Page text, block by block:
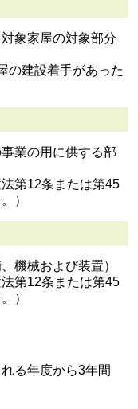
象家屋の対象部分
の建設着手があった
業の用に供する部
第12条または第45
）
機械および装置）
第12条または第45
）
る年度から3年間